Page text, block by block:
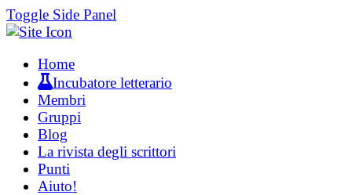
Toggle Side Panel
Home
Incubatore letterario
Membri
Gruppi
Blog
La rivista degli scrittori
Punti
Aiuto!